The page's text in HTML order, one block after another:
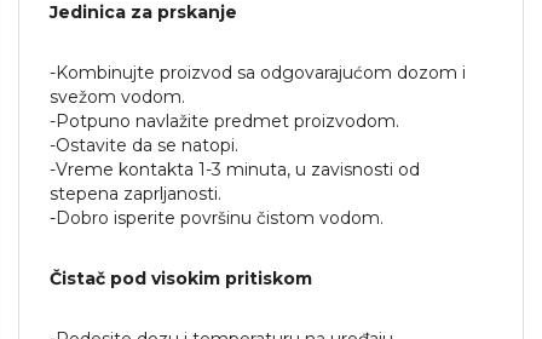
Jedinica za prskanje
-Kombinujte proizvod sa odgovarajućom dozom i
svežom vodom.
-Potpuno navlažite predmet proizvodom.
-Ostavite da se natopi.
-Vreme kontakta 1-3 minuta, u zavisnosti od
stepena zaprljanosti.
-Dobro isperite površinu čistom vodom.
Čistač pod visokim pritiskom